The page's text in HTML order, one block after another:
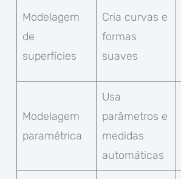
Modelagem
de
superfícies
Cria curvas e
formas
suaves
Modelagem
paramétrica
Usa
parâmetros e
medidas
automáticas